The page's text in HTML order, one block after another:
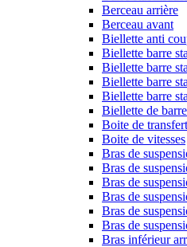
Berceau arrière
Berceau avant
Biellette anti
Biellette barre
Biellette barre
Biellette barre
Biellette barre
Biellette de
Boite de transfert
Boite de vitesses
Bras de
Bras de
Bras de
Bras de
Bras de
Bras de
Bras inférieur